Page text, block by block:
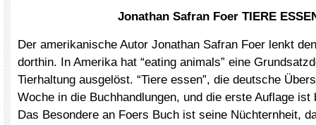
Jonathan Safran Foer TIERE
Der amerikanische Autor Jonathan Safran Foer lenkt
dorthin. In Amerika hat “eating animals” eine
Tierhaltung ausgelöst. “Tiere essen”, die deutsche
Woche in die Buchhandlungen, und die erste Auflage
Das Besondere an Foers Buch ist seine Nüchternheit,